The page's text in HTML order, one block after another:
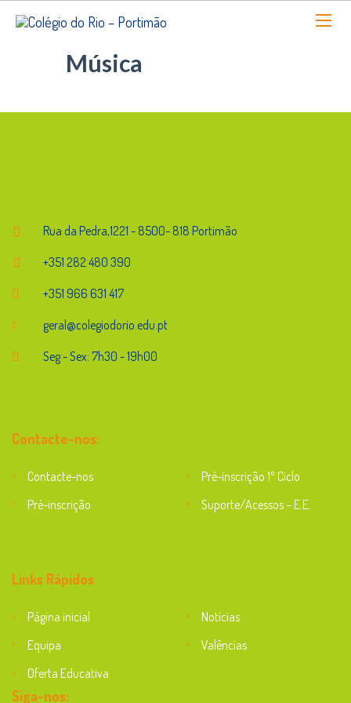
Música
Rua da Pedra,1221 - 8500- 818 Portimão
+351 282 480 390
+351 966 631 417
geral@colegiodorio.edu.pt
Seg - Sex: 7h30 - 19h00
Contacte-nos:
Contacte-nos
Pré-inscrição 1º Ciclo
Pré-inscrição
Suporte/Acessos – E.E.
Links Rápidos
Página inicial
Notícias
Equipa
Valências
Oferta Educativa
Siga-nos: